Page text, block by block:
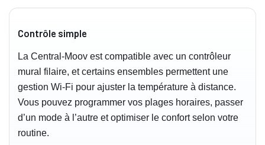
Contrôle simple
La Central‑Moov est compatible avec un contrôleur
mural filaire, et certains ensembles permettent une
gestion Wi‑Fi pour ajuster la température à distance.
Vous pouvez programmer vos plages horaires, passer
d’un mode à l’autre et optimiser le confort selon votre
routine.